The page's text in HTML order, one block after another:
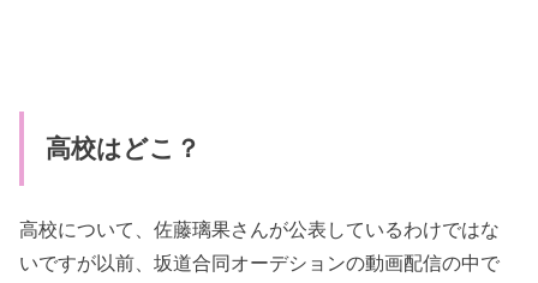
高校はどこ？
高校について、佐藤璃果さんが公表しているわけではな
いですが以前、坂道合同オーデションの動画配信の中で